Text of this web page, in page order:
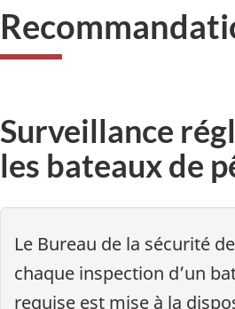
Surveillance
les bateaux de
Le Bureau de la sécurité
chaque inspection d’un
requise est mise à la